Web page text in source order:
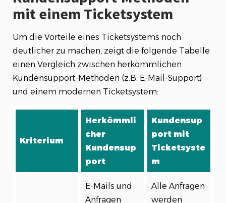
mit einem Ticketsystem
Um die Vorteile eines Ticketsystems noch
deutlicher zu machen, zeigt die folgende Tabelle
einen Vergleich zwischen herkömmlichen
Kundensupport-Methoden (z.B. E-Mail-Support)
und einem modernen Ticketsystem:
Kriterium
Herkömmli
cher
Kundensup
port
Kundensup
port mit
Ticketsyste
m
E-Mails und
Anfragen
Alle Anfragen
werden